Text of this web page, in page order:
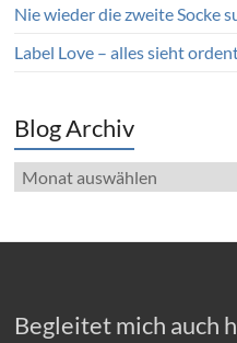
Nie wieder die zweite Socke
Label Love – alles sieht
Blog Archiv
Blog
Archiv
Begleitet mich auch